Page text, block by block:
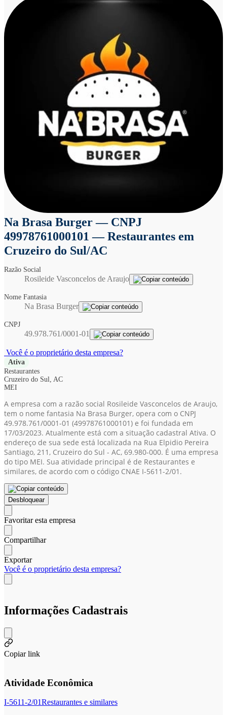
Na Brasa Burger— CNPJ
49978761000101 — Restaurantes em
Cruzeiro do Sul/AC
Razão Social
Rosileide Vasconcelos de Araujo
Nome Fantasia
Na Brasa Burger
CNPJ
49.978.761/0001-01
Você é o proprietário desta empresa?
Ativa
Restaurantes
Cruzeiro do Sul, AC
MEI
A empresa com a razão social Rosileide Vasconcelos de Araujo,
tem o nome fantasia Na Brasa Burger, opera com o CNPJ
49.978.761/0001-01 (49978761000101) e foi fundada em
17/03/2023. Atualmente está com a situação cadastral Ativa. O
endereço de sua sede está localizada na Rua Elpidio Pereira
Santiago, 211, Cruzeiro do Sul - AC, 69.980-000. É uma empresa
do tipo MEI. Sua atividade principal é de Restaurantes e
similares, de acordo com o código CNAE I-5611-2/01.
Desbloquear
Favoritar esta empresa
Compartilhar
Exportar
Você é o proprietário desta empresa?
Informações Cadastrais
Copiar link
Atividade Econômica
I-5611-2/01Restaurantes e similares